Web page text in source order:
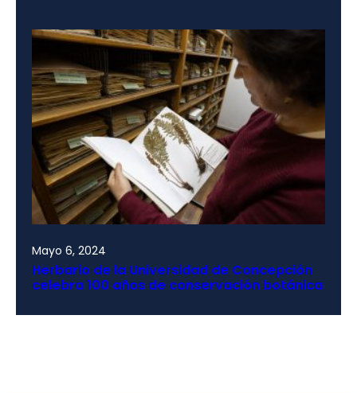
Mayo 6, 2024
Herbario de la Universidad de Concepción
celebra 100 años de conservación botánica